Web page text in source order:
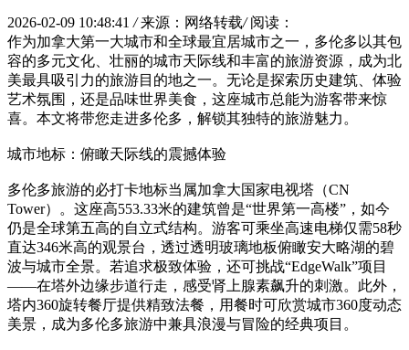
2026-02-09 10:48:41 / 来源：网络转载/ 阅读：
作为加拿大第一大城市和全球最宜居城市之一，多伦多以其包
容的多元文化、壮丽的城市天际线和丰富的旅游资源，成为北
美最具吸引力的旅游目的地之一。无论是探索历史建筑、体验
艺术氛围，还是品味世界美食，这座城市总能为游客带来惊
喜。本文将带您走进多伦多，解锁其独特的旅游魅力。
城市地标：俯瞰天际线的震撼体验
多伦多旅游的必打卡地标当属加拿大国家电视塔（CN
Tower）。这座高553.33米的建筑曾是“世界第一高楼”，如今
仍是全球第五高的自立式结构。游客可乘坐高速电梯仅需58秒
直达346米高的观景台，透过透明玻璃地板俯瞰安大略湖的碧
波与城市全景。若追求极致体验，还可挑战“EdgeWalk”项目
——在塔外边缘步道行走，感受肾上腺素飙升的刺激。此外，
塔内360旋转餐厅提供精致法餐，用餐时可欣赏城市360度动态
美景，成为多伦多旅游中兼具浪漫与冒险的经典项目。